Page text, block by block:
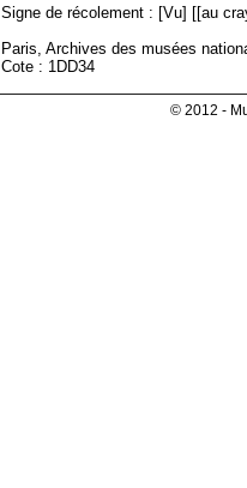
Signe de récolement : [Vu] [[au
Paris, Archives des musées
Cote : 1DD34
© 2012 -